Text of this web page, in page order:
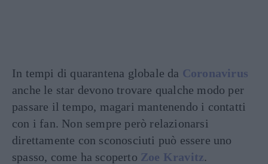
In tempi di quarantena globale da Coronavirus
anche le star devono trovare qualche modo per
passare il tempo, magari mantenendo i contatti
con i fan. Non sempre però relazionarsi
direttamente con sconosciuti può essere uno
spasso, come ha scoperto Zoe Kravitz.